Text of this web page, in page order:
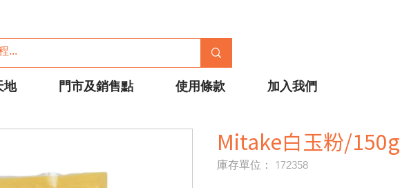
地 門市及銷售點 使用條款 加入我們
Mitake白玉粉/150g
庫存單位： 172358